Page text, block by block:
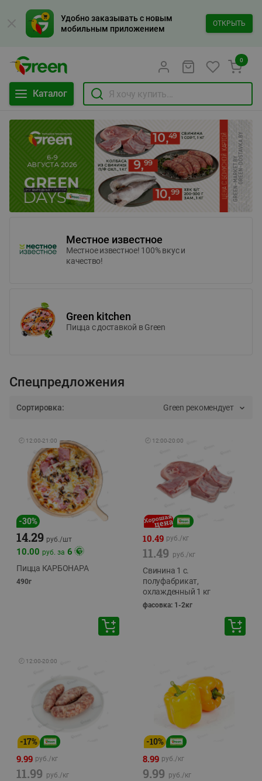
Удобно заказывать с новым
мобильным приложением
ОТКРЫТЬ
Каталог
0
Местное известное
Местное известное! 100% вкус и
качество!
Green kitchen
Пицца c доставкой в Green
Спецпредложения
Сортировка: Green рекомендует
🕘 12:00-21:00
-30%
14.29 руб./шт
10.00 руб. за 6
Пицца КАРБОНАРА
490г
🕘 12:00-20:00
10.49 руб./кг
11.49 руб./кг
Свинина 1 с.
полуфабрикат,
охлажденный 1 кг
фасовка: 1-2кг
🕘 12:00-20:00
-17%
9.99 руб./кг
11.99 руб./кг
-10%
8.99 руб./кг
9.99 руб./кг